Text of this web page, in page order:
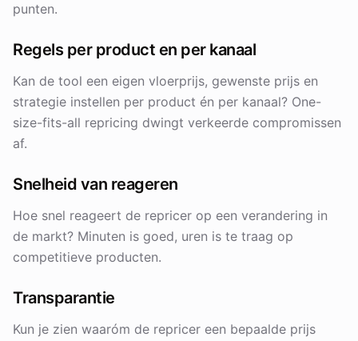
punten.
Regels per product en per kanaal
Kan de tool een eigen vloerprijs, gewenste prijs en
strategie instellen per product én per kanaal? One-
size-fits-all repricing dwingt verkeerde compromissen
af.
Snelheid van reageren
Hoe snel reageert de repricer op een verandering in
de markt? Minuten is goed, uren is te traag op
competitieve producten.
Transparantie
Kun je zien waaróm de repricer een bepaalde prijs